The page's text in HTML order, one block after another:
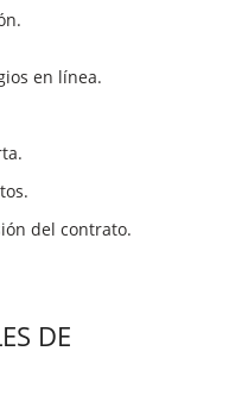
en línea.
del contrato.
DE